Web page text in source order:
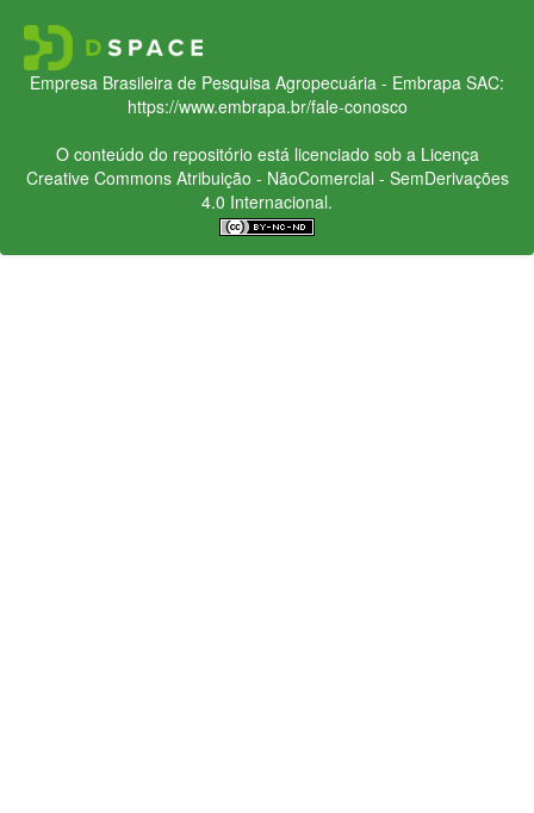
Empresa Brasileira de Pesquisa Agropecuária - Embrapa SAC:
https://www.embrapa.br/fale-conosco
O conteúdo do repositório está licenciado sob a Licença
Creative CommonsAtribuição - NãoComercial - SemDerivações
4.0 Internacional.